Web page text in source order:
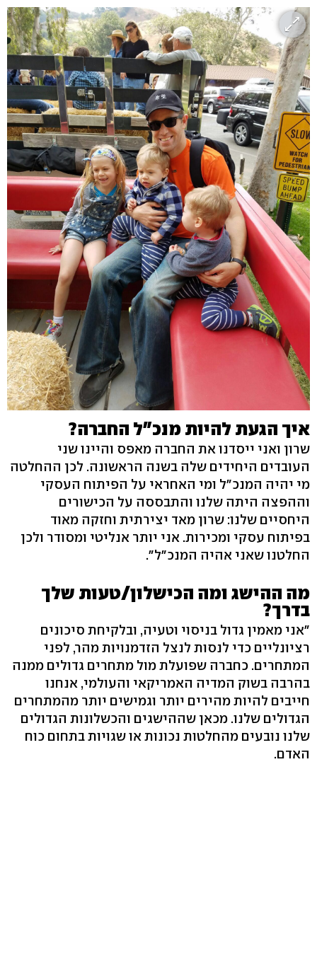
איך הגעת להיות מנכ"ל החברה?
שרון ואני ייסדנו את החברה מאפס והיינו שני
העובדים היחידים שלה בשנה הראשונה. לכן ההחלטה
מי יהיה המנכ"ל ומי האחראי על הפיתוח העסקי
וההפצה היתה שלנו והתבססה על הכישורים
היחסיים שלנו: שרון מאד יצירתית וחזקה מאוד
בפיתוח עסקי ומכירות. אני יותר אנליטי ומסודר ולכן
החלטנו שאני אהיה המנכ"ל".
מה ההישג ומה הכישלון/טעות שלך
בדרך?
"אני מאמין גדול בניסוי וטעיה, ובלקיחת סיכונים
רציונליים כדי לנסות לנצל הזדמנויות מהר, לפני
המתחרים. כחברה שפועלת מול מתחרים גדולים ממנה
בהרבה בשוק המדיה האמריקאי והעולמי, אנחנו
חייבים להיות מהירים יותר וגמישים יותר מהמתחרים
הגדולים שלנו. מכאן שההישגים והכשלונות הגדולים
שלנו נובעים מהחלטות נכונות או שגויות בתחום כוח
האדם.